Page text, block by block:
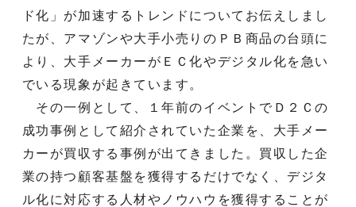
ド化」が加速するトレンドについてお伝えしまし
たが、アマゾンや大手小売りのＰＢ商品の台頭に
より、大手メーカーがＥＣ化やデジタル化を急い
でいる現象が起きています。
その一例として、１年前のイベントでＤ２Ｃの
成功事例として紹介されていた企業を、大手メー
カーが買収する事例が出てきました。買収した企
業の持つ顧客基盤を獲得するだけでなく、デジタ
ル化に対応する人材やノウハウを獲得することが